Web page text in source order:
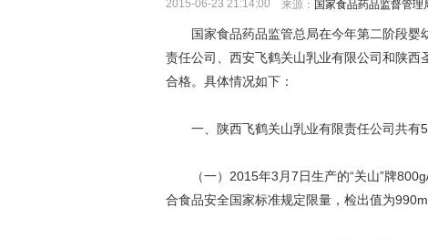
2015-06-23 21:14:00 来源： 国家食品药品监督管理
国家食品药品监管总局在今年第二阶段婴
责任公司、西安飞鹤关山乳业有限公司和陕
合格。具体情况如下：
一、陕西飞鹤关山乳业有限责任公司共有5
（一）2015年3月7日生产的“关山”牌800g/
合食品安全国家标准规定限量，检出值为